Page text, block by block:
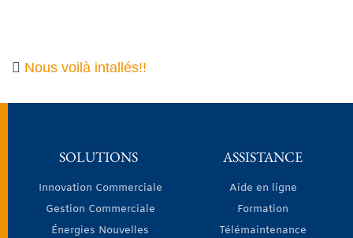
Nous voilà intallés!!
SOLUTIONS
Innovation Commerciale
Gestion Commerciale
Énergies Nouvelles
ASSISTANCE
Aide en ligne
Formation
Télémaintenance